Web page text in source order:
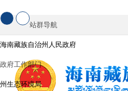
站群导航
海南藏族自治州人民政府
政府工作部门
州生态环境局